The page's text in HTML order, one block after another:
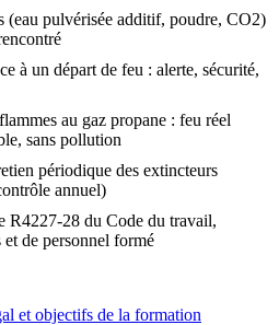
(eau pulvérisée additif, poudre, CO2)
à un départ de feu : alerte, sécurité,
au gaz propane : feu réel
sans pollution
périodique des extincteurs
annuel)
R4227-28 du Code du travail,
de personnel formé
et objectifs de la formation